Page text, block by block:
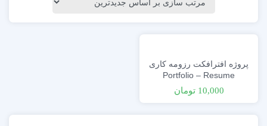
پروژه افترافکت رزومه کاری
Portfolio – Resume
10,000 تومان